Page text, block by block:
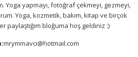
Yoga yapmayı, fotoğraf çekmeyi, gezmeyi,
Yoga, kozmetik, bakım, kitap ve birçok
paylaştığım bloğuma hoş geldiniz :)
mrymmavci@hotmail.com